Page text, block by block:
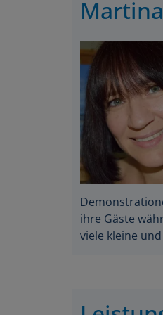
ihre Gäste
viele kleine